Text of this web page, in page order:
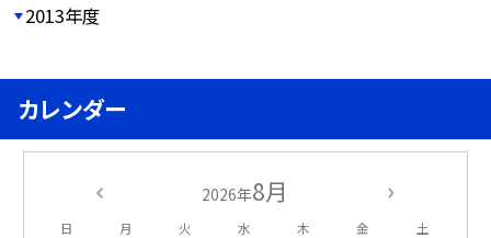
2013年度
カレンダー
2026年8月
日 月 火 水 木 金 土